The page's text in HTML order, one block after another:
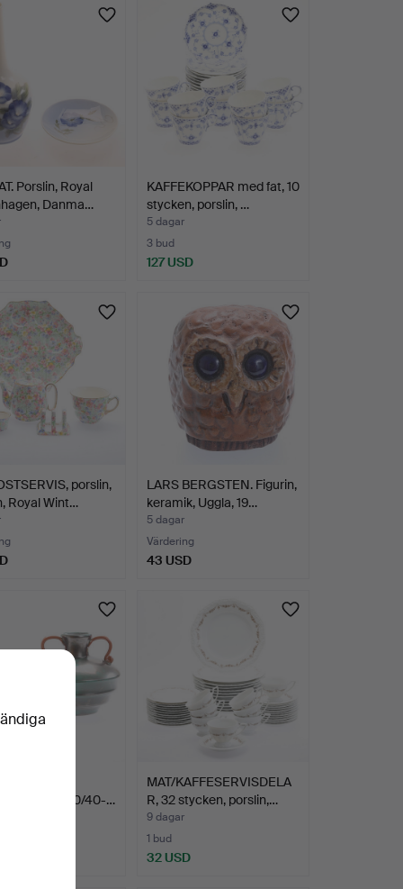
Porslin, Royal
Danma…
KAFFEKOPPAR med fat, 10
stycken, porslin, …
5 dagar
3 bud
127 USD
porslin,
Royal Wint…
LARS BERGSTEN. Figurin,
keramik, Uggla, 19…
5 dagar
Värdering
43 USD
Ekeby, 1930/40-…
MAT/KAFFESERVISDELA
R, 32 stycken, porslin,…
9 dagar
1 bud
32 USD